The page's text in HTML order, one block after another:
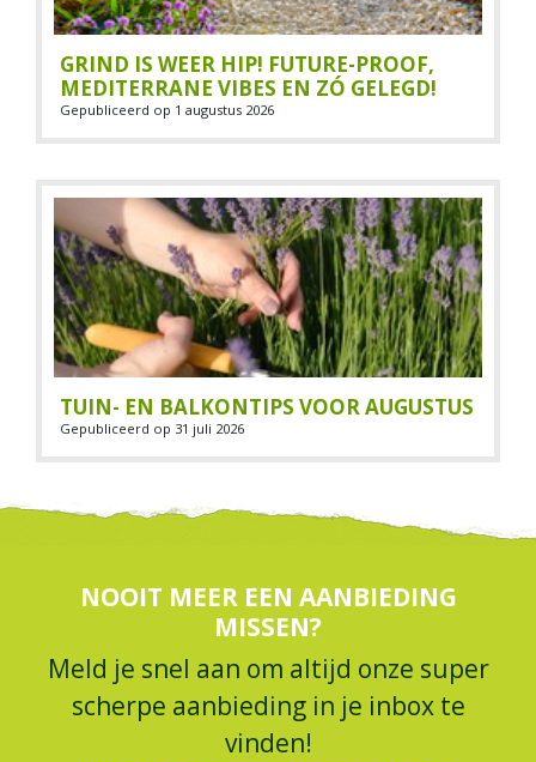
GRIND IS WEER HIP! FUTURE-PROOF,
MEDITERRANE VIBES EN ZÓ GELEGD!
Gepubliceerd op 1 augustus 2026
TUIN- EN BALKONTIPS VOOR AUGUSTUS
Gepubliceerd op 31 juli 2026
NOOIT MEER EEN AANBIEDING
MISSEN?
Meld je snel aan om altijd onze super
scherpe aanbieding in je inbox te
vinden!